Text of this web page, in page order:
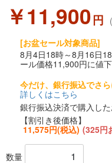
￥11,900円
[お盆セール対象商品]
8月4日18時～8月16日
ール価格11,900円に値下
今だけ、銀行振込でさら
詳しくはこちら
銀行振込決済で購入し
【割引き後価格】
11,575円(税込) (325円
数量